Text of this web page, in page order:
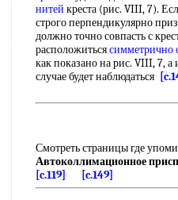
нитей креста (рис. VIII, 7).
строго перпендикулярно
должно точно совпасть с
расположитьсясимметрично
как показано на рис. VIII, 7,
случае будет наблюдаться
Смотреть страницы где
Автоколлимационное
[c.119]
[c.149]